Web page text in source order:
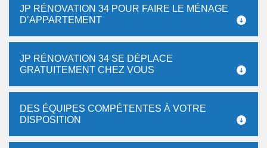
JP RÉNOVATION 34 POUR FAIRE LE MÉNAGE
D’APPARTEMENT
JP RÉNOVATION 34 SE DÉPLACE
GRATUITEMENT CHEZ VOUS
DES ÉQUIPES COMPÉTENTES À VOTRE
DISPOSITION